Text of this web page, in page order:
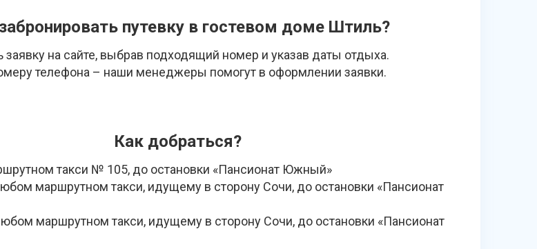
путевку в гостевом доме Штиль?
на сайте, выбрав подходящий номер и указав даты отдыха.
телефона – наши менеджеры помогут в оформлении заявки.
Как добраться?
такси № 105, до остановки «Пансионат Южный»
маршрутном такси, идущему в сторону Сочи, до остановки «Пансионат
маршрутном такси, идущему в сторону Сочи, до остановки «Пансионат